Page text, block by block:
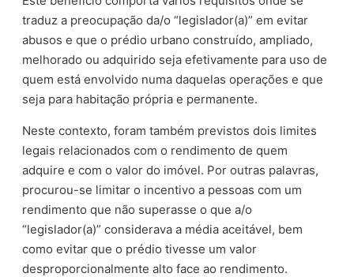
traduz a preocupação da/o “legislador(a)” em evitar
abusos e que o prédio urbano construído, ampliado,
melhorado ou adquirido seja efetivamente para uso de
quem está envolvido numa daquelas operações e que
seja para habitação própria e permanente.
Neste contexto, foram também previstos dois limites
legais relacionados com o rendimento de quem
adquire e com o valor do imóvel. Por outras palavras,
procurou-se limitar o incentivo a pessoas com um
rendimento que não superasse o que a/o
“legislador(a)” considerava a média aceitável, bem
como evitar que o prédio tivesse um valor
desproporcionalmente alto face ao rendimento.